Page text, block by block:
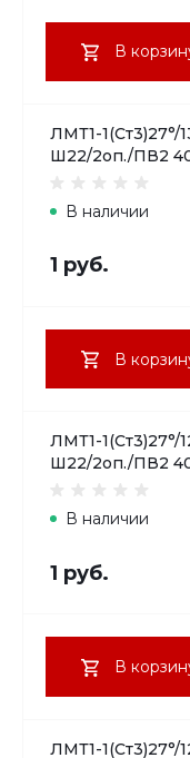
В
ЛМТ1-1(Ст3)27°/
Ш22/2оп./ПВ2
В наличии
1 руб.
В
ЛМТ1-1(Ст3)27°/
Ш22/2оп./ПВ2
В наличии
1 руб.
В
ЛМТ1-1(Ст3)27°/